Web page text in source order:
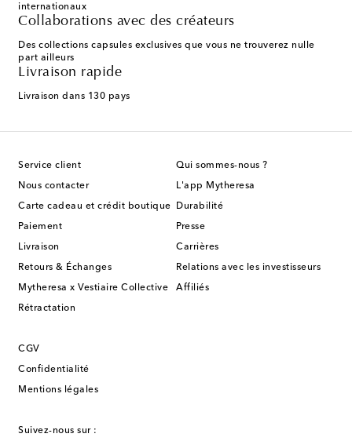
internationaux
Collaborations avec des créateurs
Des collections capsules exclusives que vous ne trouverez nulle
part ailleurs
Livraison rapide
Livraison dans 130 pays
Service client
Nous contacter
Carte cadeau et crédit boutique
Paiement
Livraison
Retours & Échanges
Mytheresa x Vestiaire Collective
Rétractation
Qui sommes-nous ?
L'app Mytheresa
Durabilité
Presse
Carrières
Relations avec les investisseurs
Affiliés
CGV
Confidentialité
Mentions légales
Suivez-nous sur :